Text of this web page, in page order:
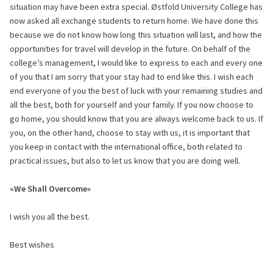
situation may have been extra special. Østfold University College has
now asked all exchange students to return home. We have done this
because we do not know how long this situation will last, and how the
opportunities for travel will develop in the future. On behalf of the
college’s management, I would like to express to each and every one
of you that I am sorry that your stay had to end like this. I wish each
end everyone of you the best of luck with your remaining studies and
all the best, both for yourself and your family. If you now choose to
go home, you should know that you are always welcome back to us. If
you, on the other hand, choose to stay with us, it is important that
you keep in contact with the international office, both related to
practical issues, but also to let us know that you are doing well.
«We Shall Overcome»
I wish you all the best.
Best wishes